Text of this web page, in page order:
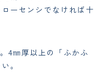
ーセンシでなければ十
4㎜厚以上の「ふかふ
。